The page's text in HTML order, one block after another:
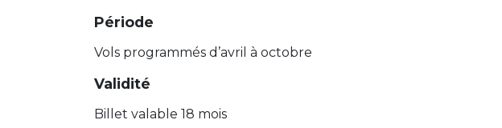
Période
Vols programmés d’avril à octobre
Validité
Billet valable 18 mois